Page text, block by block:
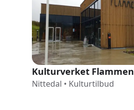
Kulturverket Flammen
Nittedal • Kulturtilbud